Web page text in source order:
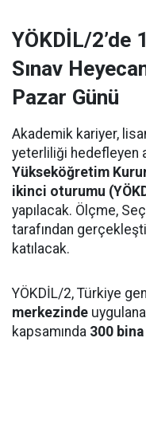
YÖKDİL/2’de
Sınav
Pazar Günü
Akademik kariyer,
yeterliliği hedefleyen
Yükseköğretim
ikinci oturumu
yapılacak. Ölçme,
tarafından
katılacak.
YÖKDİL/2, Türkiye
merkezinde
kapsamında 300